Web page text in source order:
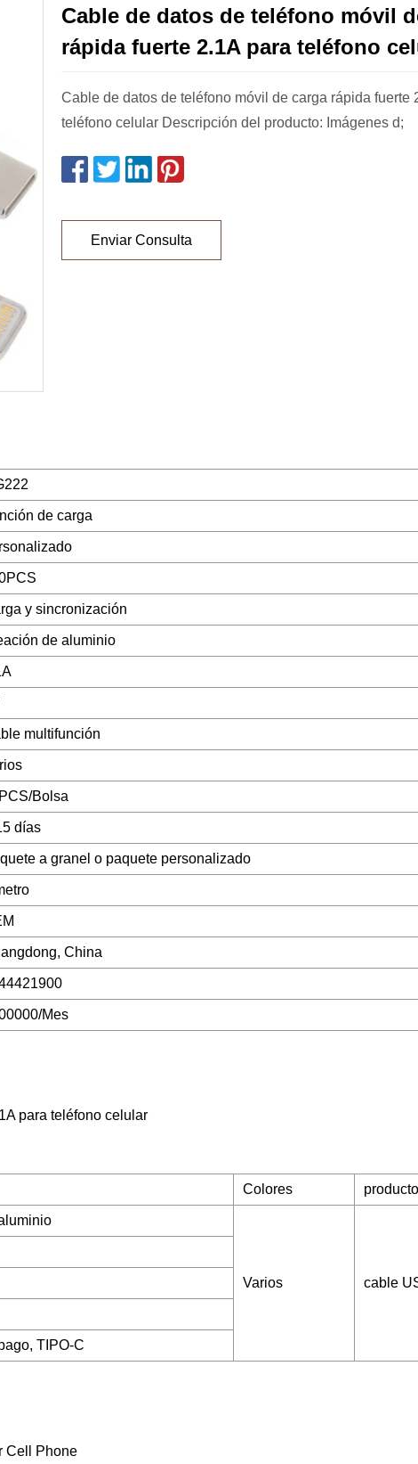
Cable de datos de teléfono móvil
rápida fuerte 2.1A para teléfono
Cable de datos de teléfono móvil de carga rápida fuerte
teléfono celular Descripción del producto: Imágenes d;
Enviar Consulta
de carga
y sincronización
de aluminio
multifunción
Bolsa
días
a granel o paquete personalizado
China
Mes
para teléfono celular
Colores
Varios cable
TIPO-C